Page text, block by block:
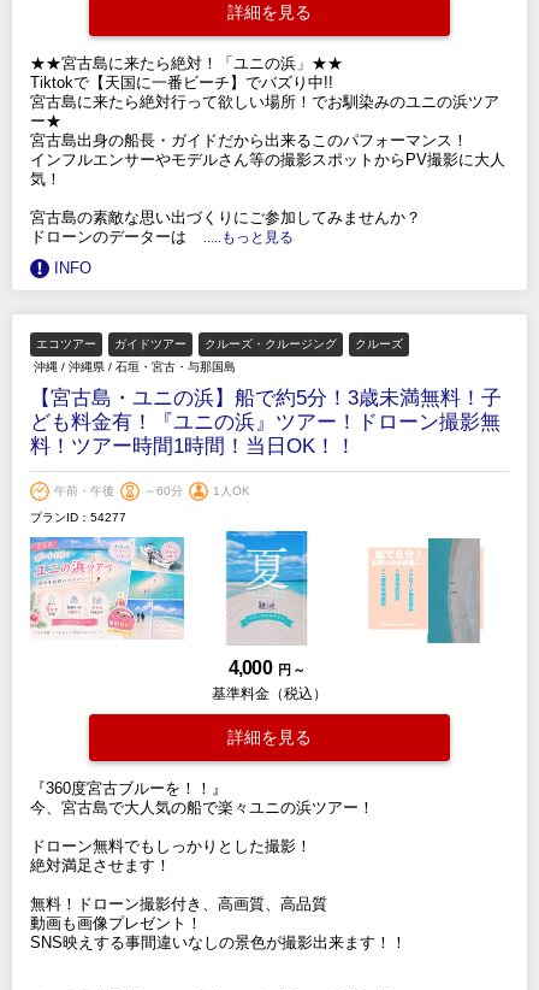
詳細を見る
★★宮古島に来たら絶対！「ユニの浜」★★
Tiktokで【天国に一番ビーチ】でバズり中!!
宮古島に来たら絶対行って欲しい場所！でお馴染みのユニの浜ツア
ー★
宮古島出身の船長・ガイドだから出来るこのパフォーマンス！
インフルエンサーやモデルさん等の撮影スポットからPV撮影に大人
気！
宮古島の素敵な思い出づくりにご参加してみませんか？
ドローンのデーターは
.....もっと見る
INFO
エコツアー ガイドツアー クルーズ・クルージング
クルーズ
沖縄 / 沖縄県 / 石垣・宮古・与那国島
【宮古島・ユニの浜】船で約5分！3歳未満無料！子
ども料金有！『ユニの浜』ツアー！ドローン撮影無
料！ツアー時間1時間！当日OK！！
午前・午後 ～60分
1人OK
プランID：54277
4,000 円 ～
基準料金（税込）
詳細を見る
『360度宮古ブルーを！！』
今、宮古島で大人気の船で楽々ユニの浜ツアー！
ドローン無料でもしっかりとした撮影！
絶対満足させます！
無料！ドローン撮影付き、高画質、高品質
動画も画像プレゼント！
SNS映えする事間違いなしの景色が撮影出来ます！！